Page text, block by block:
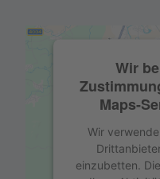
Wir
Maps-
Wir
einzubetten.